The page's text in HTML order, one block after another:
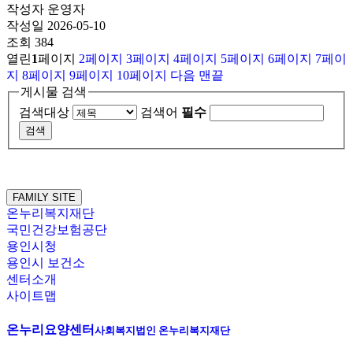
작성자 운영자
작성일 2026-05-10
조회 384
열린1페이지 2페이지 3페이지 4페이지 5페이지 6페이지 7페이
지 8페이지 9페이지 10페이지 다음 맨끝
게시물 검색
검색대상
검색어 필수
FAMILY SITE
온누리복지재단
국민건강보험공단
용인시청
용인시 보건소
센터소개
사이트맵
온누리요양센터 사회복지법인 온누리복지재단